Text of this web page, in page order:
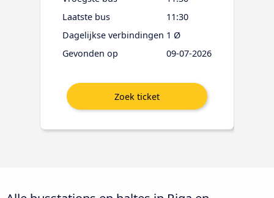
Laatste bus
11:30
Dagelijkse verbindingen 1 Ø
Gevonden op
09-07-2026